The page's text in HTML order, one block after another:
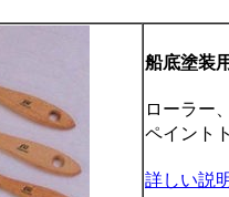
船底塗装
ローラー
ペイント
詳しい説